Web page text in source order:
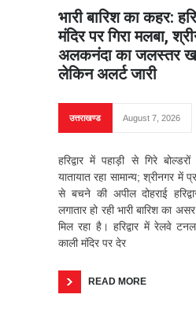
भारी बारिश का कहर:
मंदिर पर गिरा मलबा,
अलकनंदा का जलस्तर
लेकिन अलर्ट जारी
उत्तराखण्ड August 7, 2026
हरिद्वार में पहाड़ी से गिरे
यातायात रहा सामान्य; श्रीनगर में
से बचने की अपील दोहराई
लगातार हो रही भारी बारिश का
मिल रहा है। हरिद्वार में रेलवे
काली मंदिर पर देर
READ MORE